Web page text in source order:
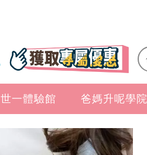
世一體驗館 爸媽升呢學院